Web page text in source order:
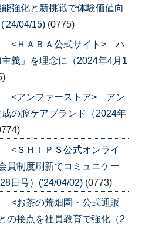
強化と新挑戦で体験価値向
04/15) (0775)
<ＨＡＢＡ公式サイト> ハ
義」を理念に（2024年4月1
<アンファーストア> アン
の膣ケアブランド（2024年
<ＳＨＩＰＳ公式オンライ
制度刷新でコミュニケー
日号）('24/04/02) (0773)
<お茶の荒畑園・公式通販
接点を社員教育で強化（2